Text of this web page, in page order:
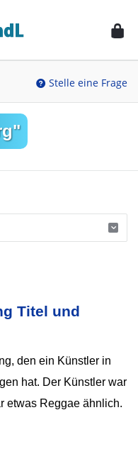
Stelle eine Frage
Titel und
den ein Künstler in
hat. Der Künstler war
etwas Reggae ähnlich.